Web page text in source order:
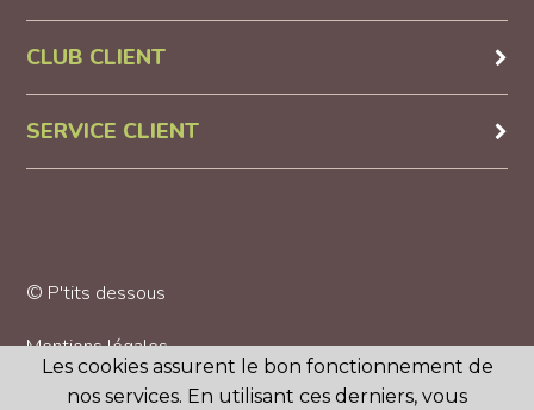
CLUB CLIENT
SERVICE CLIENT
© P'tits dessous
Mentions légales
Les cookies assurent le bon fonctionnement de
nos services. En utilisant ces derniers, vous